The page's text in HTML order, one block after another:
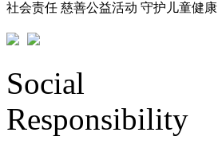
社会责任 慈善公益活动 守护儿童健康
Social
Responsibility